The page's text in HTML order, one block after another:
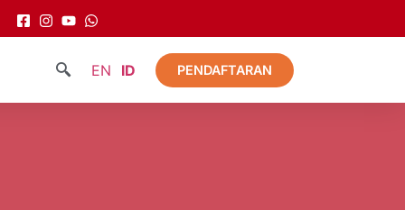
EN ID PENDAFTARAN